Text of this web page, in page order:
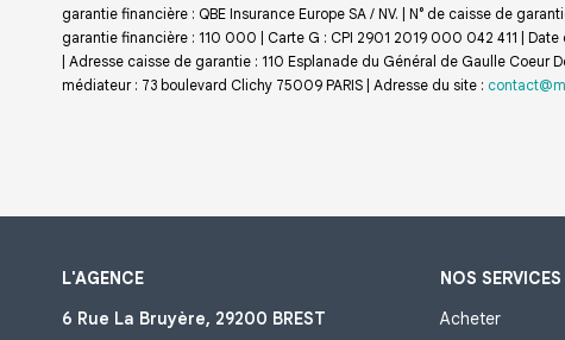
garantie financière : QBE Insurance Europe SA / NV. | N° de caisse de
garantie financière : 110 000 | Carte G : CPI 2901 2019 000 042 411 |
| Adresse caisse de garantie : 110 Esplanade du Général de Gaulle Coeur
médiateur : 73 boulevard Clichy 75009 PARIS | Adresse du site :
L'AGENCE
6 Rue La Bruyère, 29200 BREST
NOS SERVICES
Acheter